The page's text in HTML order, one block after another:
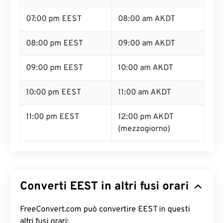
07:00 pm EEST 08:00 am AKDT
08:00 pm EEST 09:00 am AKDT
09:00 pm EEST 10:00 am AKDT
10:00 pm EEST 11:00 am AKDT
11:00 pm EEST
12:00 pm AKDT
(mezzogiorno)
Converti EEST in altri fusi orari
FreeConvert.com può convertire EEST in questi